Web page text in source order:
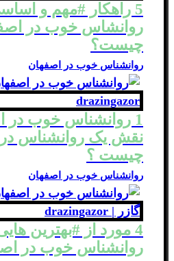
5 راهکار #مهم و
روانشاس خوب در
چیست؟
روانشناس خوب در اصفهان
1 روانشناس خوب در
نقش یک روانشناس
چیست ؟
روانشناس خوب در اصفهان
4 مورد از #بهترین
روانشناس خوب در